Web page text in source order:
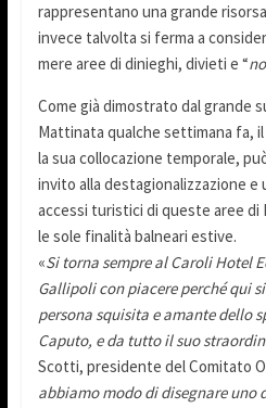
rappresentano una grande
invece talvolta si ferma a
mere aree di dinieghi, divieti e “
Come già dimostrato dal grande
Mattinata qualche settimana fa, il
la sua collocazione temporale,
invito alla destagionalizzazione e
accessi turistici di queste aree di
le sole finalità balneari estive.
«Si torna sempre al Caroli Hotel
Gallipoli con piacere perché qui
persona squisita e amante dello
Caputo, e da tutto il suo
Scotti, presidente del Comitato
abbiamo modo di disegnare uno